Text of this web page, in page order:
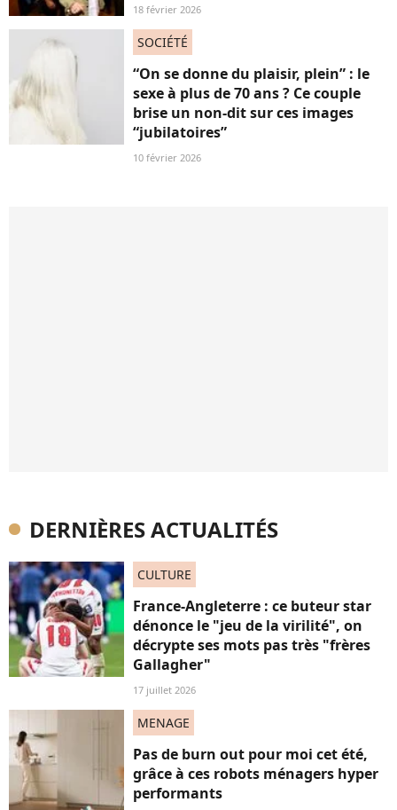
18 février 2026
SOCIÉTÉ
“On se donne du plaisir, plein” : le
sexe à plus de 70 ans ? Ce couple
brise un non-dit sur ces images
“jubilatoires”
10 février 2026
DERNIÈRES ACTUALITÉS
CULTURE
France-Angleterre : ce buteur star
dénonce le "jeu de la virilité", on
décrypte ses mots pas très "frères
Gallagher"
17 juillet 2026
MENAGE
Pas de burn out pour moi cet été,
grâce à ces robots ménagers hyper
performants